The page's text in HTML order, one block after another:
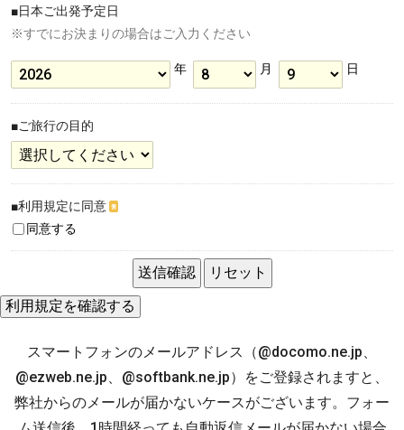
■日本ご出発予定日
※すでにお決まりの場合はご入力ください
年 月 日
■ご旅行の目的
■利用規定に同意 ※
同意する
スマートフォンのメールアドレス（@docomo.ne.jp、
@ezweb.ne.jp、@softbank.ne.jp）をご登録されますと、
弊社からのメールが届かないケースがございます。フォー